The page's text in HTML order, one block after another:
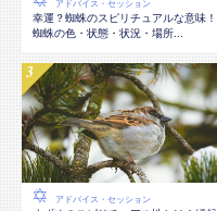
アドバイス・セッション
幸運？蜘蛛のスピリチュアルな意味！
蜘蛛の色・状態・状況・場所...
アドバイス・セッション